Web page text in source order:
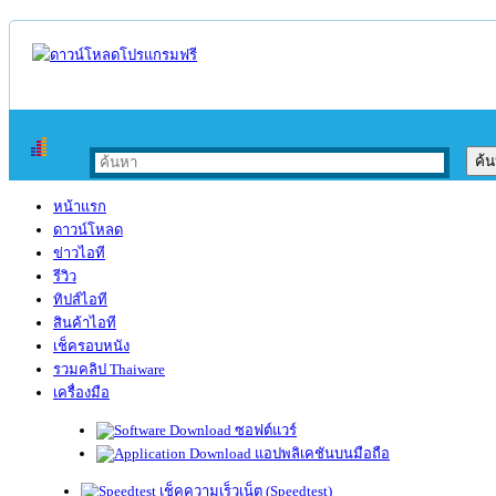
หน้าแรก
ดาวน์โหลด
ข่าวไอที
รีวิว
ทิปส์ไอที
สินค้าไอที
เช็ครอบหนัง
รวมคลิป Thaiware
เครื่องมือ
ซอฟต์แวร์
แอปพลิเคชันบนมือถือ
เช็คความเร็วเน็ต (Speedtest)